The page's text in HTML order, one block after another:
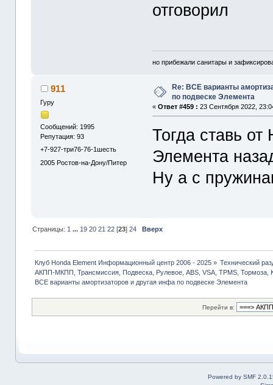
отговорил
но прибежали санитары и
911
Гуру
Сообщений: 1995
Репутация: 93
+7-927-три76-76-1шесть
2005 Ростов-на-Дону/Питер
Re: ВСЕ варианты
по подвеске Элемента
«Ответ #459 : 23 Сентября 2022,
Тогда ставь
Элемента
Ну а с
Страницы: 1 ... 19 20 21 22[23] 24 Вверх
Клуб Honda Element Информационный центр 2006 - 2025» Технический
АКПП-МКПП, Трансмиссия, Подвеска, Рулевое, ABS, VSA, TPMS, Тормоза,
ВСЕ варианты амортизаторов и другая инфа по подвеске Элемента
Перейти в:
Powered by SMF